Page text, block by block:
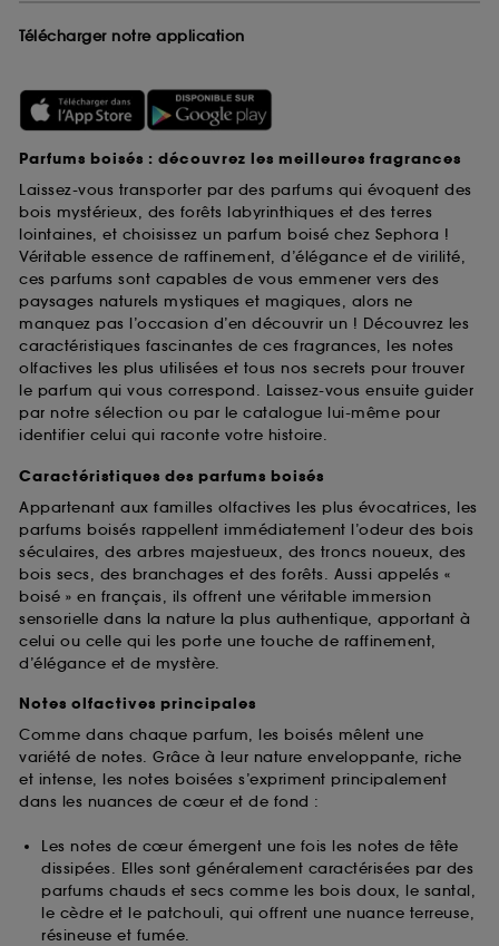
Télécharger notre application
Parfums boisés : découvrez les meilleures fragrances
Laissez-vous transporter par des parfums qui évoquent des
bois mystérieux, des forêts labyrinthiques et des terres
lointaines, et choisissez un parfum boisé chez Sephora !
Véritable essence de raffinement, d’élégance et de virilité,
ces parfums sont capables de vous emmener vers des
paysages naturels mystiques et magiques, alors ne
manquez pas l’occasion d’en découvrir un ! Découvrez les
caractéristiques fascinantes de ces fragrances, les notes
olfactives les plus utilisées et tous nos secrets pour trouver
le parfum qui vous correspond. Laissez-vous ensuite guider
par notre sélection ou par le catalogue lui-même pour
identifier celui qui raconte votre histoire.
Caractéristiques des parfums boisés
Appartenant aux familles olfactives les plus évocatrices, les
parfums boisés rappellent immédiatement l’odeur des bois
séculaires, des arbres majestueux, des troncs noueux, des
bois secs, des branchages et des forêts. Aussi appelés «
boisé » en français, ils offrent une véritable immersion
sensorielle dans la nature la plus authentique, apportant à
celui ou celle qui les porte une touche de raffinement,
d’élégance et de mystère.
Notes olfactives principales
Comme dans chaque parfum, les boisés mêlent une
variété de notes. Grâce à leur nature enveloppante, riche
et intense, les notes boisées s’expriment principalement
dans les nuances de cœur et de fond :
Les notes de cœur émergent une fois les notes de tête
dissipées. Elles sont généralement caractérisées par des
parfums chauds et secs comme les bois doux, le santal,
le cèdre et le patchouli, qui offrent une nuance terreuse,
résineuse et fumée.